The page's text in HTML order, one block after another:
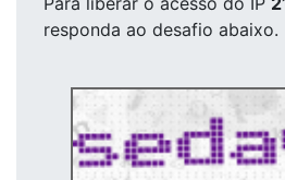
responda ao desafio abaixo.